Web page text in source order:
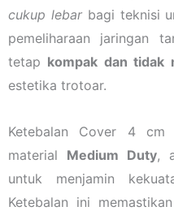
cukup lebarbagi teknisi
pemeliharaan jaringan
tetap kompak dan tidak
estetika trotoar.
Ketebalan Cover 4 cm
material Medium Duty,
untuk menjamin
Ketebalan ini